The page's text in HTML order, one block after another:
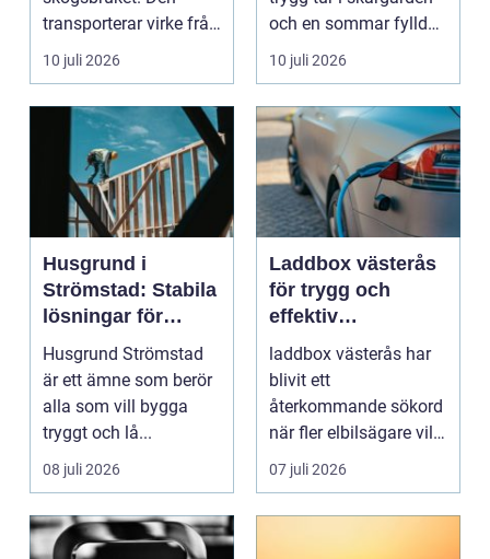
transporterar virke från
avverkningsplatsen till
10 juli 2026
och en sommar fylld
av ofrivilli...
10 juli 2026
Husgrund i
Strömstad: Stabila
lösningar för
boende vid kusten
Husgrund Strömstad
är ett ämne som berör
alla som vill bygga
tryggt och lå...
08 juli 2026
Laddbox västerås
för trygg och
effektiv
hemmaladdning
laddbox västerås har
blivit ett
återkommande sökord
när fler elbilsägare vill
ladda hemma på ett
säk...
07 juli 2026